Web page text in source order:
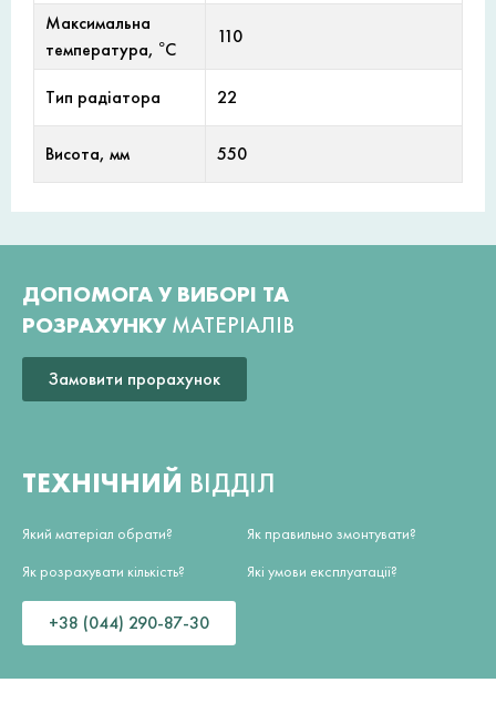
Максимальна
температура, °С
110
Тип радіатора 22
Висота, мм 550
ДОПОМОГА У ВИБОРІ ТА
РОЗРАХУНКУ МАТЕРІАЛІВ
Замовити прорахунок
ТЕХНІЧНИЙ ВІДДІЛ
Який матеріал обрати?
Як розрахувати кількість?
Як правильно змонтувати?
Які умови експлуатації?
+38 (044) 290-87-30